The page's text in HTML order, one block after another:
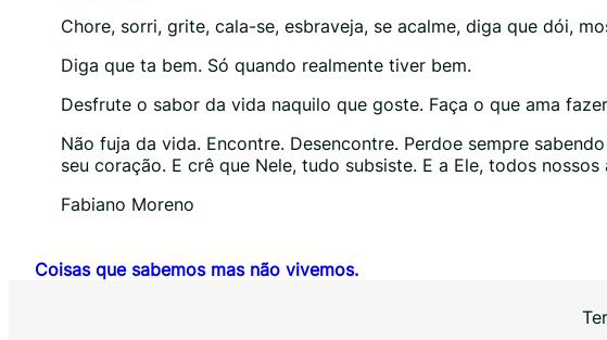
Chore, sorri, grite, cala-se, esbraveja, se acalme, diga que dói,
Diga que ta bem. Só quando realmente tiver bem.
Desfrute o sabor da vida naquilo que goste. Faça o que ama
Não fuja da vida. Encontre. Desencontre. Perdoe sempre
seu coração. E crê que Nele, tudo subsiste. E a Ele, todos
Fabiano Moreno
Coisas que sabemos mas não vivemos.